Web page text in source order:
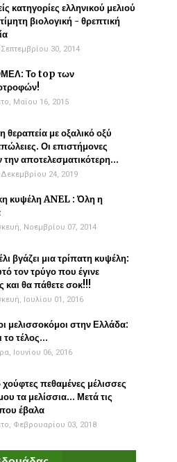
κατηγορίες ελληνικού μελιού
βιολογική - θρεπτική
30, 2014
Το top των
Μαΐου 16, 2015
θεραπεία με οξαλικό οξύ
Οι επιστήμονες
την αποτελεσματικότερη...
Δεκεμβρίου 24, 2019
κυψέλη ANEL : Όλη η
Νοεμβρίου 07, 2014
βγάζει μια τρίπατη κυψέλη:
τον τρύγο που έγινε
και θα πάθετε σοκ!!!
Ιουλίου 01, 2016
μελισσοκόμοι στην Ελλάδα:
το τέλος...
Ιουνίου 06, 2016
πεθαμένες μέλισσες
τα μελίσσια... Μετά τις
που έβαλα
Φεβρουαρίου 03, 2018